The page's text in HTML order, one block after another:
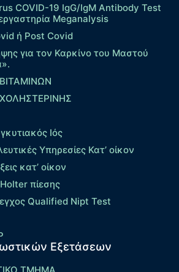
COVID-19 IgG/IgM Antibody Test
Meganalysis
ή Post Covid
για τον Καρκίνο του Μαστού
ΒΙΤΑΜΙΝΩΝ
ΧΟΛΗΣΤΕΡΙΝΗΣ
Ιός
Υπηρεσίες Κατ’ οίκον
κατ’ οίκον
πίεσης
Qualified Nipt Test
Εξετάσεων